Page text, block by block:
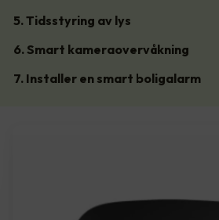
5. Tidsstyring av lys
6. Smart kameraovervåkning
7. Installer en smart boligalarm